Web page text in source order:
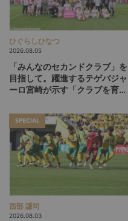
ひぐらしひなつ
2026.08.05
「みんなのセカンドクラブ」を
目指して。躍進するテゲバジャ
ーロ宮崎が示す「クラブを育て
SPECIAL
西部 謙司
2026.08.03